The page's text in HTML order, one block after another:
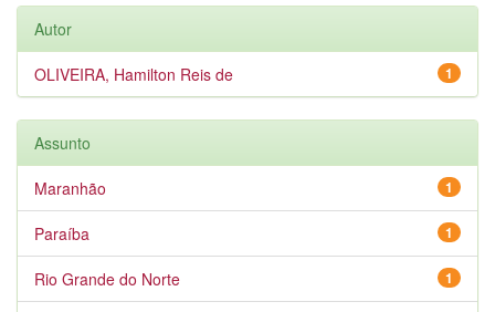
Autor
1
OLIVEIRA, Hamilton Reis de
Assunto
1
Maranhão
1
Paraíba
1
Rio Grande do Norte